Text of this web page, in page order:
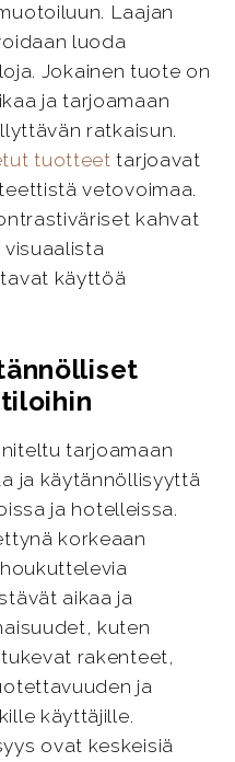
Laajan
luoda
Jokainen tuote on
ja tarjoamaan
ratkaisun.
tuotteet tarjoavat
vetovoimaa.
kahvat
käyttöä
tarjoamaan
ja käytännöllisyyttä
ja hotelleissa.
korkeaan
aikaa ja
kuten
rakenteet,
ja
käyttäjille.
ovat keskeisiä